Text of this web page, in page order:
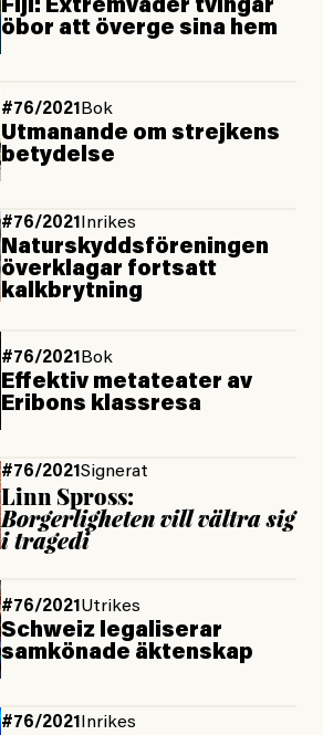
Fiji: Extremväder tvingar
öbor att överge sina hem
#76/2021Bok
Utmanande om strejkens
betydelse
#76/2021 Inrikes
Naturskyddsföreningen
överklagar fortsatt
kalkbrytning
#76/2021Bok
Effektiv metateater av
Eribons klassresa
#76/2021Signerat
Linn Spross:
Borgerligheten vill vältra sig
i tragedi
#76/2021 Utrikes
Schweiz legaliserar
samkönade äktenskap
#76/2021 Inrikes